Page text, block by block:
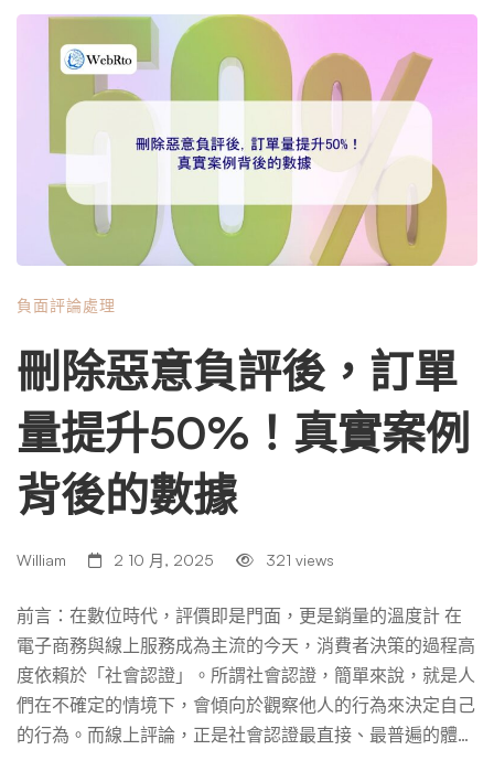
負面評論處理
刪除惡意負評後，訂單
量提升50%！真實案例
背後的數據
William 2 10 月, 2025 321 views
前言：在數位時代，評價即是門面，更是銷量的溫度計 在
電子商務與線上服務成為主流的今天，消費者決策的過程高
度依賴於「社會認證」。所謂社會認證，簡單來說，就是人
們在不確定的情境下，會傾向於觀察他人的行為來決定自己
的行為。而線上評論，正是社會認證最直接、最普遍的體